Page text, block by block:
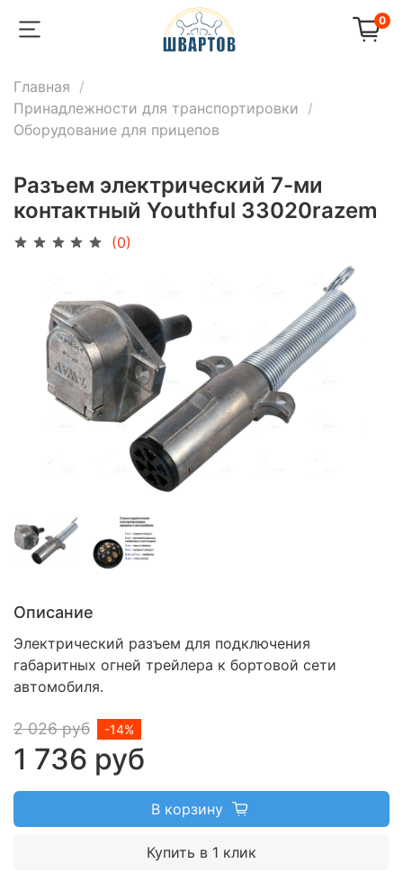
0
Главная
Принадлежности для транспортировки
Оборудование для прицепов
Разъем электрический 7-ми
контактный Youthful 33020razem
(0)
Описание
Электрический разъем для подключения
габаритных огней трейлера к бортовой сети
автомобиля.
2 026 руб
1 736 руб
-14%
В корзину
Купить в 1 клик